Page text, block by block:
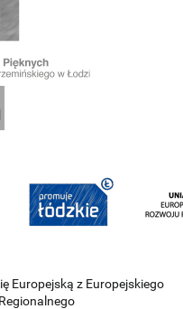
Europejską z Europejskiego